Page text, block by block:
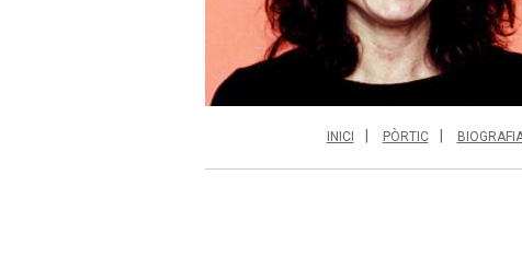
INICI PÒRTIC